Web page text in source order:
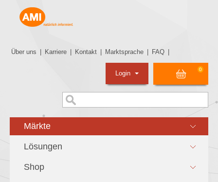
Über uns Karriere Kontakt Marktsprache FAQ
0
Login
Märkte
Lösungen
Shop